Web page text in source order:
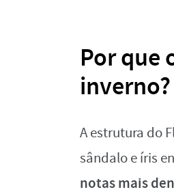
Por que
inverno?
A estrutura do
sândalo e íris
notas mais